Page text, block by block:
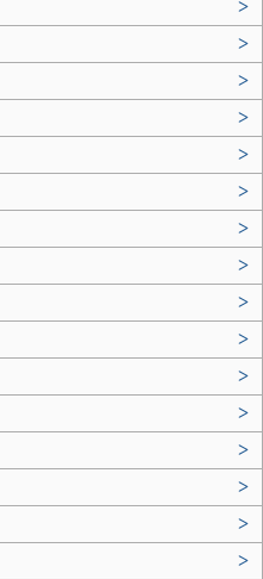
>
>
>
>
>
>
>
>
>
>
>
>
>
>
>
>